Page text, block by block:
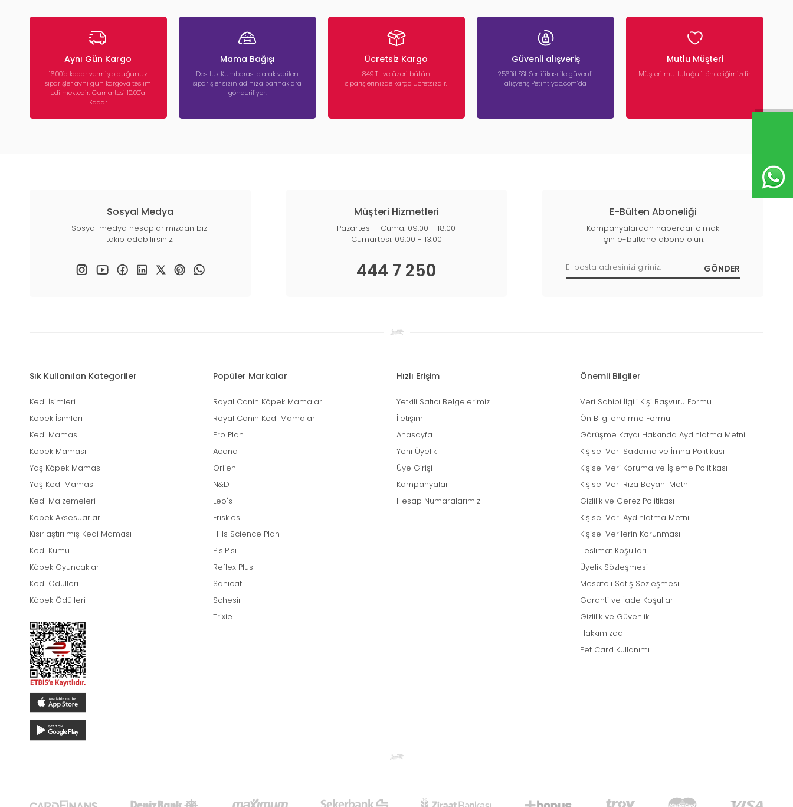
Aynı Gün Kargo
16:00’a kadar vermiş olduğunuz
siparişler aynı gün kargoya teslim
edilmektedir. Cumartesi 10:00'a
Kadar
Mama Bağışı
Dostluk Kumbarası olarak verilen
siparişler sizin adınıza barınaklara
gönderiliyor.
Ücretsiz Kargo
849 TL ve üzeri bütün
siparişlerinizde kargo ücretsizdir.
Güvenli alışveriş
256Bit SSL Sertifikası ile güvenli
alışveriş Petihtiyac.com’da
Mutlu Müşteri
Müşteri mutluluğu 1. önceliğimizdir.
Sosyal Medya
Sosyal medya hesaplarımızdan bizi
takip edebilirsiniz.
Müşteri Hizmetleri
Pazartesi - Cuma: 09:00 - 18:00
Cumartesi: 09:00 - 13:00
444 7 250
E-Bülten Aboneliği
Kampanyalardan haberdar olmak
için e-bültene abone olun.
Sık Kullanılan Kategoriler
Kedi İsimleri
Köpek İsimleri
Kedi Maması
Köpek Maması
Yaş Köpek Maması
Yaş Kedi Maması
Kedi Malzemeleri
Köpek Aksesuarları
Kısırlaştırılmış Kedi Maması
Kedi Kumu
Köpek Oyuncakları
Kedi Ödülleri
Köpek Ödülleri
Popüler Markalar
Royal Canin Köpek Mamaları
Royal Canin Kedi Mamaları
Pro Plan
Acana
Orijen
N&D
Leo's
Friskies
Hills Science Plan
PisiPisi
Reflex Plus
Sanicat
Schesir
Trixie
Hızlı Erişim
Yetkili Satıcı Belgelerimiz
İletişim
Anasayfa
Yeni Üyelik
Üye Girişi
Kampanyalar
Hesap Numaralarımız
Önemli Bilgiler
Veri Sahibi İlgili Kişi Başvuru Formu
Ön Bilgilendirme Formu
Görüşme Kaydı Hakkında Aydınlatma Metni
Kişisel Veri Saklama ve İmha Politikası
Kişisel Veri Koruma ve İşleme Politikası
Kişisel Veri Rıza Beyanı Metni
Gizlilik ve Çerez Politikası
Kişisel Veri Aydınlatma Metni
Kişisel Verilerin Korunması
Teslimat Koşulları
Üyelik Sözleşmesi
Mesafeli Satış Sözleşmesi
Garanti ve İade Koşulları
Gizlilik ve Güvenlik
Hakkımızda
Pet Card Kullanımı